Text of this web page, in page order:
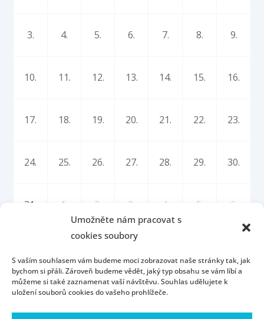
Umožněte nám pracovat s
cookies soubory
S vaším souhlasem vám budeme moci zobrazovat naše stránky tak, jak
bychom si přáli. Zároveň budeme vědět, jaký typ obsahu se vám líbí a
můžeme si také zaznamenat vaší návštěvu. Souhlas udělujete k
uložení souborů cookies do vašeho prohlížeče.
3. 4. 5. 6. 7. 8. 9.
10. 11. 12. 13. 14. 15. 16.
17. 18. 19. 20. 21. 22. 23.
24. 25. 26. 27. 28. 29. 30.
31. 1. 2. 3. 4. 5. 6.
Úvod Kontakt Konzultační hodiny